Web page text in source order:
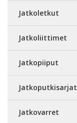
Jatkoletkut
Jatkoliittimet
Jatkopiiput
Jatkoputkisarjat
Jatkovarret